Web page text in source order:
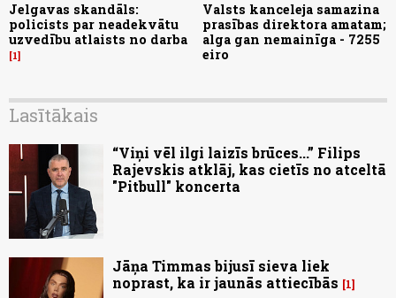
Jelgavas skandāls:
policists par neadekvātu
uzvedību atlaists no darba
1
Valsts kanceleja samazina
prasības direktora amatam;
alga gan nemainīga - 7255
eiro
Lasītākais
“Viņi vēl ilgi laizīs brūces...” Filips
Rajevskis atklāj, kas cietīs no atceltā
"Pitbull" koncerta
Jāņa Timmas bijusī sieva liek
noprast, ka ir jaunās attiecībās
1